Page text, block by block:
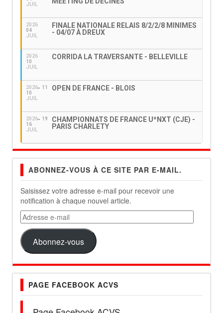
JUIL
2026
04
JUIL
FINALE NATIONALE RELAIS 8/2/2/8 MINIMES
- 04/07 À DREUX
2026
10
JUIL
CORRIDA LA TRAVERSANTE - BELLEVILLE
2026
10
JUIL
11 OPEN DE FRANCE - BLOIS
2026
16
JUIL
19
CHAMPIONNATS DE FRANCE U*NXT (CJE) -
PARIS CHARLETY
ABONNEZ-VOUS À CE SITE PAR E-MAIL.
Saisissez votre adresse e-mail pour recevoir une
notification à chaque nouvel article.
Adresse
e-
mail
Abonnez-vous
PAGE FACEBOOK ACVS